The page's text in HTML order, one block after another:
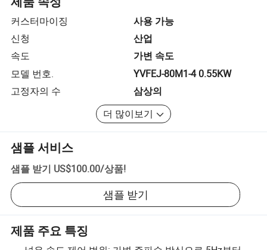
커스터마이징
사용 가능
신청
산업
속도
가변 속도
모델 번호.
YVFEJ-80M1-4 0.55KW
고정자의 수
삼상의
더 많이보기
샘플 서비스
샘플 받기 US$100.00/상품!
샘플 받기
제품 주요 특징